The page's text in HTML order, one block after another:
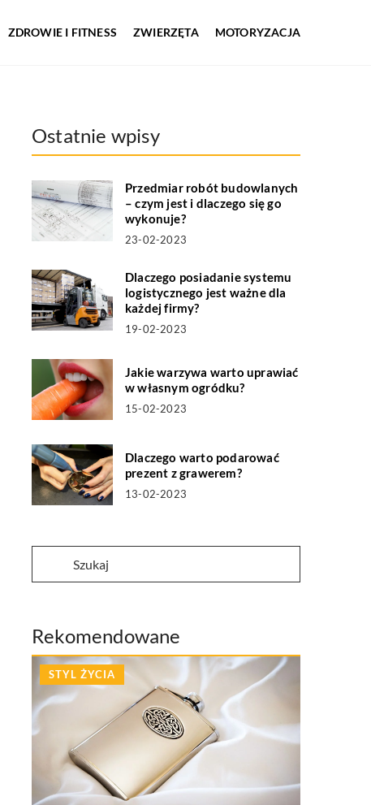
ZDROWIE I FITNESS ZWIERZĘTA MOTORYZACJA
Ostatnie wpisy
Przedmiar robót budowlanych
– czym jest i dlaczego się go
wykonuje?
23-02-2023
Dlaczego posiadanie systemu
logistycznego jest ważne dla
każdej firmy?
19-02-2023
Jakie warzywa warto uprawiać
w własnym ogródku?
15-02-2023
Dlaczego warto podarować
prezent z grawerem?
13-02-2023
Rekomendowane
STYL ŻYCIA